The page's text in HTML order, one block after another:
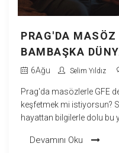
PRAG'DA
BAMBAŞKA
6Ağu Selim Yıldız
Prag'da masözlerle GFE
keşfetmek mi istiyorsun?
hayattan bilgilerle dolu bu
Devamını Oku